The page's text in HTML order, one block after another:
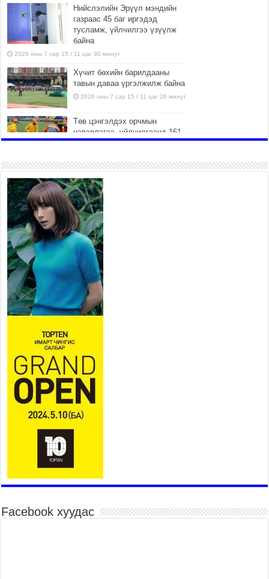
Нийслэлийн Эрүүл мэндийн
газраас 45 баг иргэдэд
тусламж, үйлчилгээ үзүүлж
байна
2026 оны 7 сар 15 / 11 цаг 30 минут
Хүчит бөхийн барилдааны
тавын даваа үргэлжилж байна
2026 оны 7 сар 15 / 11 цаг 26 минут
Төв цэнгэлдэх орчмын
цэвэрлэгээ, үйлчилгээнд 161
ажилтан, 27 техниктэй
2026 оны 7 сар 15 / 11 цаг 22 минут
Наадмын амралтын өдрүүдэд
нийслэлийн эрүүл мэндийн
байгууллагууд дараах
хуваарийн дагуу ажиллана
2026 оны 7 сар 15 / 11 цаг 18 минут
Үндэсний их баяр наадам эхэллээ
2026 оны 7 сар 15 / 11 цаг 14 минут
Үер усны аюулаас сэргийлж, нийслэлийн Онцгой
байдлын газрын 162 алба хаагч үүрэг гүйцэтгэж
байна
2026 оны 7 сар 15 / 11 цаг 07 минут
Үндэсний их сурын харваанд 850 харваач цэц
мэргэнээ сорьж байна
2026 оны 7 сар 15 / 11 цаг 03 минут
Төв цэнгэлдэхийн эргэн тойронд
2026 оны 7 сар 15 / 10 цаг 58 минут
Үндэсний их баяр наадмын шагайн харваа
насанд хүрэгчдийн багийн харваагаар
үргэлжилж байна
2026 оны 7 сар 15 / 10 цаг 52 минут
Үндэсний их баяр наадмын хүчит бөхийн
барилдаан эхэллээ
2026 оны 7 сар 15 / 10 цаг 46 минут
Үндэсний хувцасны өдрийг тохиолдуулан
“Дээлтэй монгол наадам” боллоо
Facebook хуудас